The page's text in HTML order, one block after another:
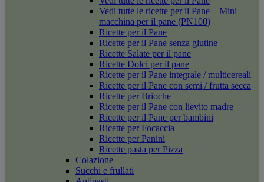
Vedi tutte le ricette per il Pane – Mini
macchina per il pane (PN100)
Ricette per il Pane
Ricette per il Pane senza glutine
Ricette Salate per il pane
Ricette Dolci per il pane
Ricette per il Pane integrale / multicereali
Ricette per il Pane con semi / frutta secca
Ricette per Brioche
Ricette per il Pane con lievito madre
Ricette per il Pane per bambini
Ricette per Focaccia
Ricette per Panini
Ricette pasta per Pizza
Colazione
Succhi e frullati